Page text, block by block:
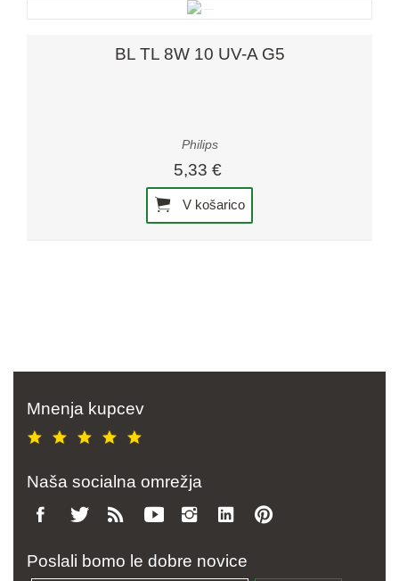
BL TL 8W 10 UV-A G5
Philips
5,33 €
V košarico
Mnenja kupcev
Naša socialna omrežja
Poslali bomo le dobre novice